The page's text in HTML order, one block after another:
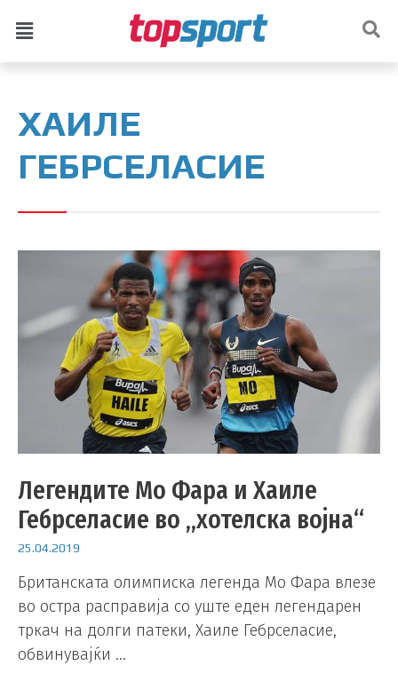
ХАИЛЕ
ГЕБРСЕЛАСИЕ
Легендите Мо Фара и Хаиле
Гебрселасие во „хотелска војна“
25.04.2019
Британската олимписка легенда Мо Фара влезе
во остра расправија со уште еден легендарен
тркач на долги патеки, Хаиле Гебрселасие,
обвинувајќи …